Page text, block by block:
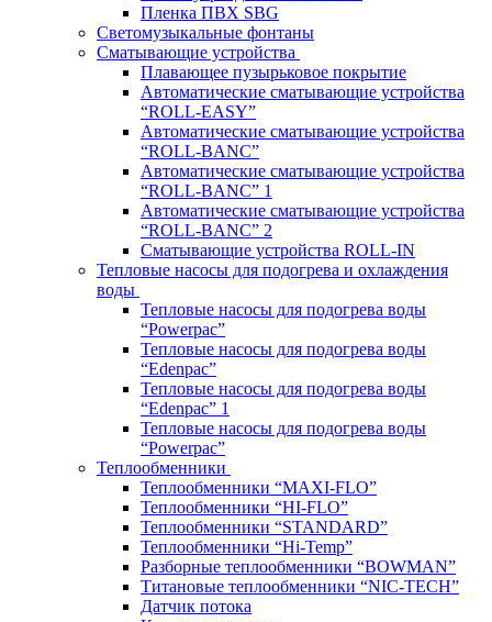
Пленка ПВХ SBG
Светомузыкальные фонтаны
Сматывающие устройства
Плавающее пузырьковое покрытие
Автоматические сматывающие устройства
“ROLL-EASY”
Автоматические сматывающие устройства
“ROLL-BANC”
Автоматические сматывающие устройства
“ROLL-BANC” 1
Автоматические сматывающие устройства
“ROLL-BANC” 2
Сматывающие устройства ROLL-IN
Тепловые насосы для подогрева и охлаждения
воды
Тепловые насосы для подогрева воды
“Powerpac”
Тепловые насосы для подогрева воды
“Edenpac”
Тепловые насосы для подогрева воды
“Edenpac” 1
Тепловые насосы для подогрева воды
“Powerpac”
Теплообменники
Теплообменники “MAXI-FLO”
Теплообменники “HI-FLO”
Теплообменники “STANDARD”
Теплообменники “Hi-Temp”
Разборные теплообменники “BOWMAN”
Титановые теплообменники “NIC-TECH”
Датчик потока